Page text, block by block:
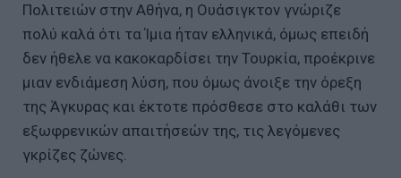
Πολιτειών στην Αθήνα, η Ουάσιγκτον γνώριζε
πολύ καλά ότι τα Ίμια ήταν ελληνικά, όμως επειδή
δεν ήθελε να κακοκαρδίσει την Τουρκία, προέκρινε
μιαν ενδιάμεση λύση, που όμως άνοιξε την όρεξη
της Άγκυρας και έκτοτε πρόσθεσε στο καλάθι των
εξωφρενικών απαιτήσεών της, τις λεγόμενες
γκρίζες ζώνες.